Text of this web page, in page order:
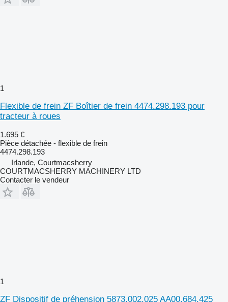
1
Flexible de frein ZF Boîtier de frein 4474.298.193 pour
tracteur à roues
1.695 €
Pièce détachée - flexible de frein
4474.298.193
Irlande, Courtmacsherry
COURTMACSHERRY MACHINERY LTD
Contacter le vendeur
1
ZF Dispositif de préhension 5873.002.025 AA00.684.425